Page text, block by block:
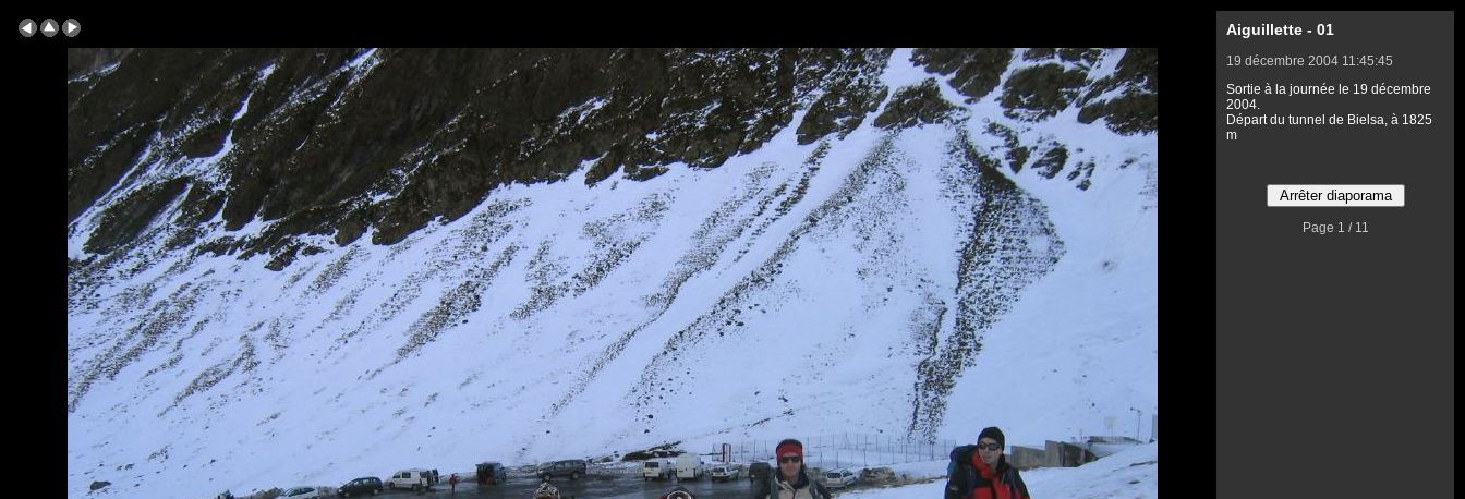
Aiguillette - 01
19 décembre 2004 11:45:45
Sortie à la journée le 19 décembre
2004.
Départ du tunnel de Bielsa, à 1825
m
Page 1 / 11